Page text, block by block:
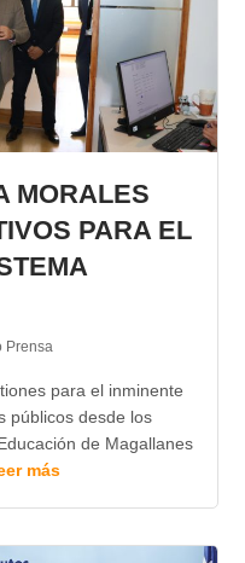
MORALES
PARA EL
Prensa
para el inminente
públicos desde los
de Magallanes
más